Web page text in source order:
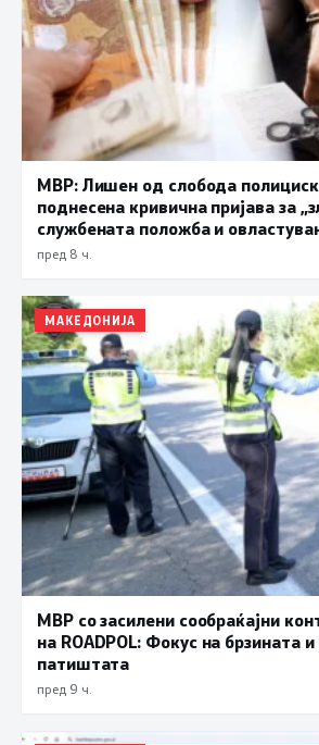
МВР: Лишен од слобода
поднесена кривична пријава за
службената положба и
пред 8 ч.
МАКЕДОНИЈА
МВР со засилени сообраќајни
на ROADPOL: Фокус на брзината
патиштата
пред 9 ч.